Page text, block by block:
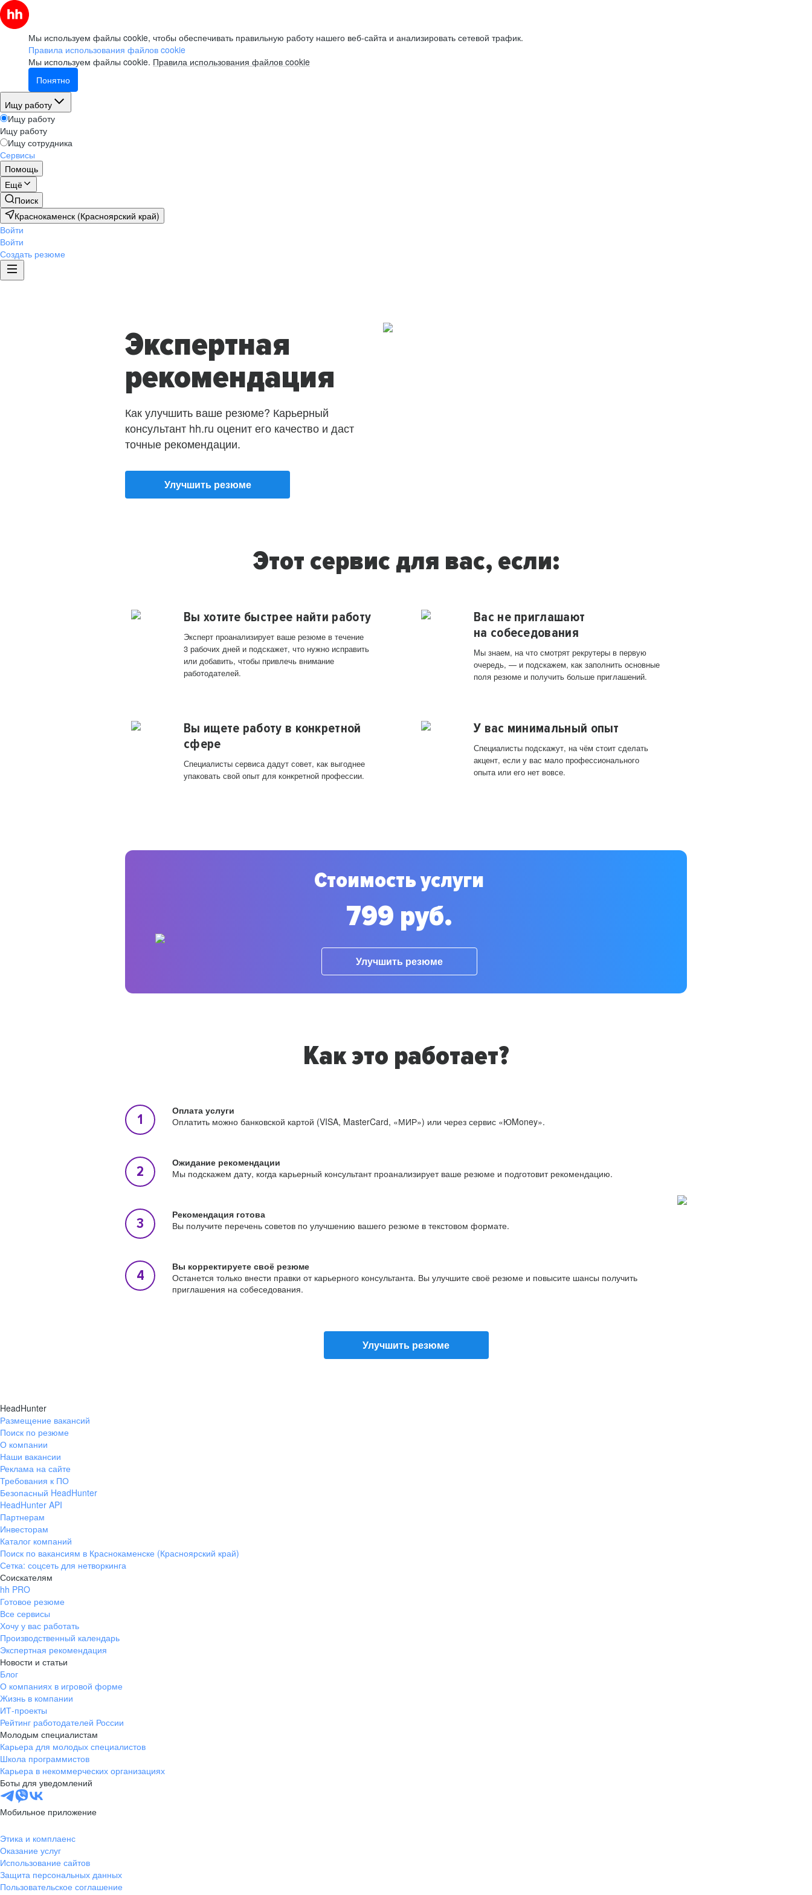
Мы используем файлы cookie, чтобы обеспечивать правильную работу нашего веб-сайта и анализировать сетевой трафик.
Правила использования файлов cookie
Мы используем файлы cookie. Правила использования файлов cookie
Понятно
Ищу работу
Ищу работу
Ищу работу
Ищу сотрудника
Сервисы
Помощь
Ещё
Поиск
Краснокаменск (Красноярский край)
Войти
Войти
Создать резюме
Экспертная
рекомендация
Как улучшить ваше резюме? Карьерный
консультант hh.ru оценит его качество и даст
точные рекомендации.
Улучшить резюме
Этот сервис для вас, если:
Вы хотите быстрее найти работу
Эксперт проанализирует ваше резюме в течение
3 рабочих дней и подскажет, что нужно исправить
или добавить, чтобы привлечь внимание
работодателей.
Вас не приглашают
на собеседования
Мы знаем, на что смотрят рекрутеры в первую
очередь, — и подскажем, как заполнить основные
поля резюме и получить больше приглашений.
Вы ищете работу в конкретной
сфере
Специалисты сервиса дадут совет, как выгоднее
упаковать свой опыт для конкретной профессии.
У вас минимальный опыт
Специалисты подскажут, на чём стоит сделать
акцент, если у вас мало профессионального
опыта или его нет вовсе.
Стоимость услуги
799 руб.
Улучшить резюме
Как это работает?
Оплата услуги
Оплатить можно банковской картой (VISA, MasterCard, «МИР») или через сервис «ЮMoney».
Ожидание рекомендации
Мы подскажем дату, когда карьерный консультант проанализирует ваше резюме и подготовит рекомендацию.
Рекомендация готова
Вы получите перечень советов по улучшению вашего резюме в текстовом формате.
Вы корректируете своё резюме
Останется только внести правки от карьерного консультанта. Вы улучшите своё резюме и повысите шансы получить
приглашения на собеседования.
Улучшить резюме
HeadHunter
Размещение вакансий
Поиск по резюме
О компании
Наши вакансии
Реклама на сайте
Требования к ПО
Безопасный HeadHunter
HeadHunter API
Партнерам
Инвесторам
Каталог компаний
Поиск по вакансиям в Краснокаменске (Красноярский край)
Сетка: соцсеть для нетворкинга
Соискателям
hh PRO
Готовое резюме
Все сервисы
Хочу у вас работать
Производственный календарь
Экспертная рекомендация
Новости и статьи
Блог
О компаниях в игровой форме
Жизнь в компании
ИТ-проекты
Рейтинг работодателей России
Молодым специалистам
Карьера для молодых специалистов
Школа программистов
Карьера в некоммерческих организациях
Боты для уведомлений
Мобильное приложение
Этика и комплаенс
Оказание услуг
Использование сайтов
Защита персональных данных
Пользовательское соглашение